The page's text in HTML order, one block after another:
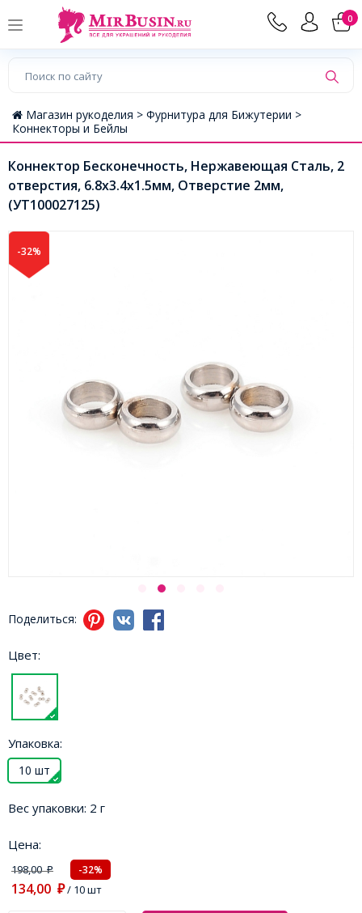
0
Магазин рукоделия > Фурнитура для Бижутерии >
Коннекторы и Бейлы
Коннектор Бесконечность, Нержавеющая Сталь, 2
отверстия, 6.8х3.4х1.5мм, Отверстие 2мм,
(УТ100027125)
-32%
Поделиться:
Цвет:
Упаковка:
10 шт
Вес упаковки: 2 г
Цена:
198,00₽ -32%
134,00 ₽/ 10 шт